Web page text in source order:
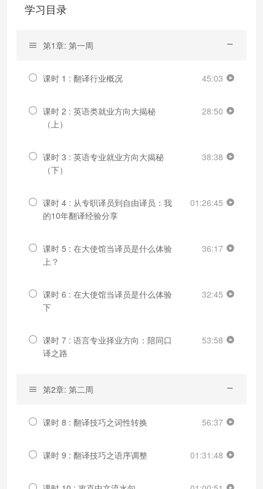
学习目录
第1章: 第一周
课时 1 : 翻译行业概况 45:03
课时 2 : 英语类就业方向大揭秘
（上）
28:50
课时 3 : 英语专业就业方向大揭秘
（下）
38:38
课时 4 : 从专职译员到自由译员：我
的10年翻译经验分享
01:26:45
课时 5 : 在大使馆当译员是什么体验
上？
36:17
课时 6 : 在大使馆当译员是什么体验
下
32:45
课时 7 : 语言专业择业方向：陪同口
译之路
53:58
第2章: 第二周
课时 8 : 翻译技巧之词性转换 56:37
课时 9 : 翻译技巧之语序调整 01:31:48